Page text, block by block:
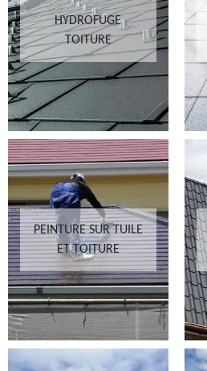
HYDROFUGE
TOITURE
PEINTURE SUR TUILE
ET TOITURE